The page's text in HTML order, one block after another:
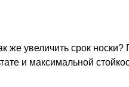
же увеличить срок
и максимальной